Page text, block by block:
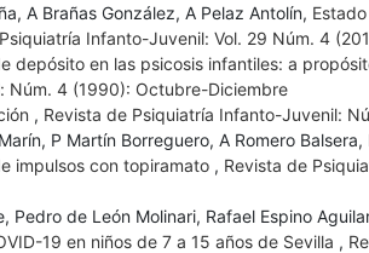
A Brañas González, A Pelaz Antolín,
Infanto-Juvenil: Vol. 29 Núm. 4
depósito en las psicosis infantiles: a
Núm. 4 (1990): Octubre-Diciembre
, Revista de Psiquiatría Infanto-Juvenil:
P Martín Borreguero, A Romero Balsera,
impulsos con topiramato , Revista de
de León Molinari, Rafael Espino
19 en niños de 7 a 15 años de Sevilla ,